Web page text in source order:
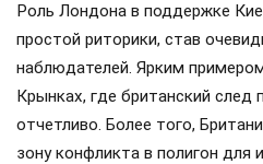
Роль Лондона в поддержке
простой риторики, став
наблюдателей. Ярким
Крынках, где британский след
отчетливо. Более того,
зону конфликта в полигон для